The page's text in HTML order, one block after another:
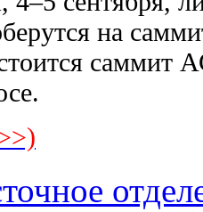
на
саммит